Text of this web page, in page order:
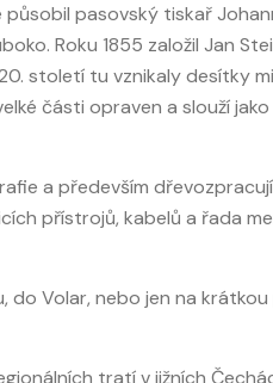
pasovský tiskař
Roku 1855 založil Jan
století tu vznikaly desítky
části opraven a slouží
a především
přístrojů, kabelů a řada
Volar, nebo jen na
tratí v jižních